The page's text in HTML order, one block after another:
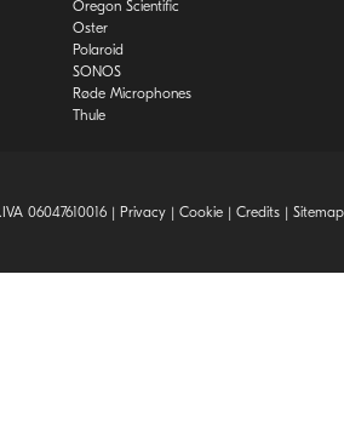
Oregon Scientific
Oster
Polaroid
SONOS
Røde Microphones
Thule
06047610016 | Privacy | Cookie | Credits | Sitemap